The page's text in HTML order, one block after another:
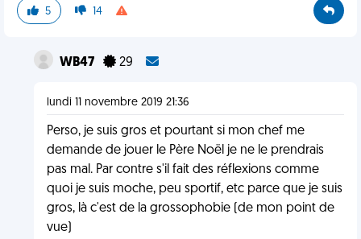
5 14
WB47 29
lundi 11 novembre 2019 21:36
Perso, je suis gros et pourtant si mon chef me
demande de jouer le Père Noël je ne le prendrais
pas mal. Par contre s'il fait des réflexions comme
quoi je suis moche, peu sportif, etc parce que je suis
gros, là c'est de la grossophobie (de mon point de
vue)